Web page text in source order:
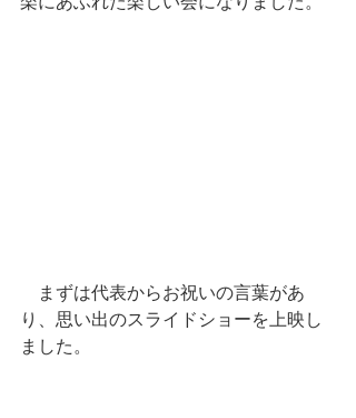
まずは代表からお祝いの言葉があ
り、思い出のスライドショーを上映し
ました。